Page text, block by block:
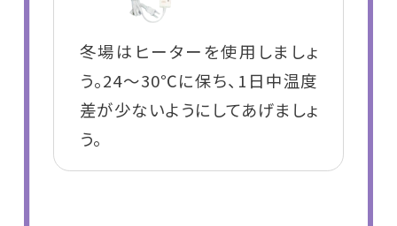
冬場はヒーターを使用しましょ
う。24～30℃に保ち、1日中温度
差が少ないようにしてあげましょ
う。